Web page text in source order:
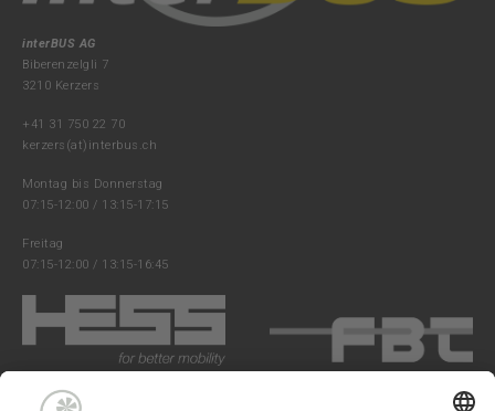
interBUS AG
Biberenzelgli 7
3210 Kerzers
+41 31 750 22 70
kerzers(at)interbus.ch
Montag bis Donnerstag
07:15-12:00 / 13:15-17:15
Freitag
07:15-12:00 / 13:15-16:45